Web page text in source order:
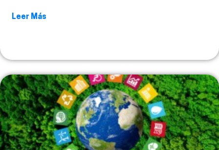
Leer Más